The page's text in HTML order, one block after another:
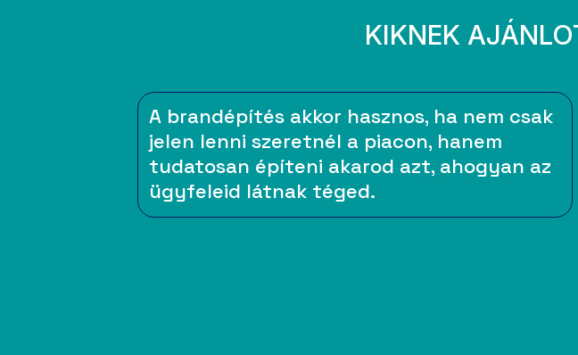
KIKNEK
A brandépítés akkor hasznos, ha nem csak
jelen lenni szeretnél a piacon, hanem
tudatosan építeni akarod azt, ahogyan az
ügyfeleid látnak téged.